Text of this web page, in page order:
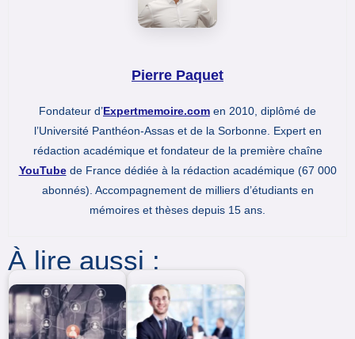
Pierre Paquet
Fondateur d’Expertmemoire.com en 2010, diplômé de
l’Université Panthéon-Assas et de la Sorbonne. Expert en
rédaction académique et fondateur de la première chaîne
YouTubede France dédiée à la rédaction académique (67 000
abonnés). Accompagnement de milliers d’étudiants en
mémoires et thèses depuis 15 ans.
À lire aussi :